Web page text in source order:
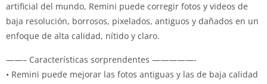
artificial del mundo, Remini puede corregir fotos y videos de
baja resolución, borrosos, pixelados, antiguos y dañados en un
enfoque de alta calidad, nítido y claro.
——– Características sorprendentes —————-
• Remini puede mejorar las fotos antiguas y las de baja calidad